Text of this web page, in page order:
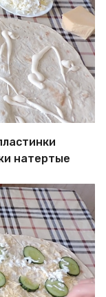
натертые